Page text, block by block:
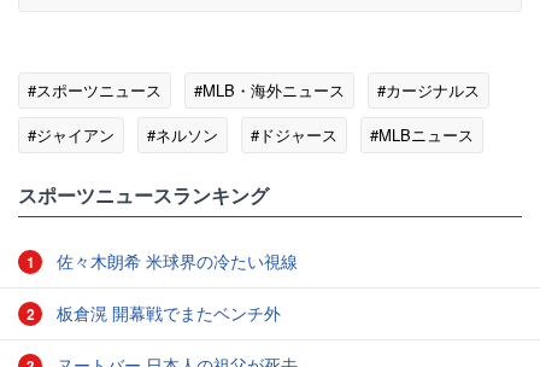
#スポーツニュース #MLB・海外ニュース
#カージナルス
#ジャイアン
#ネルソン #ドジャース #MLBニュース
スポーツニュースランキング
1 佐々木朗希 米球界の冷たい視線
2 板倉滉 開幕戦でまたベンチ外